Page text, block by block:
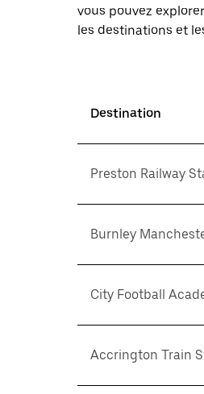
vous pouvez
les destinations et
Destination
Preston Railway
Burnley
City Football
Accrington Train